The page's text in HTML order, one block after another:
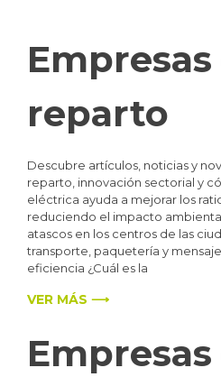
reparto
Descubre artículos, noticias y
reparto, innovación sectorial y
eléctrica ayuda a mejorar los
reduciendo el impacto
atascos en los centros de las
transporte, paquetería y
eficiencia ¿Cuál es la
VER MÁS ⟶